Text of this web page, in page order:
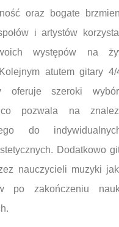
oraz bogate
i artystów
występów na
atutem gitary
oferuje szeroki
pozwala na
do
Dodatkowo
nauczycieli muzyki
po zakończeniu